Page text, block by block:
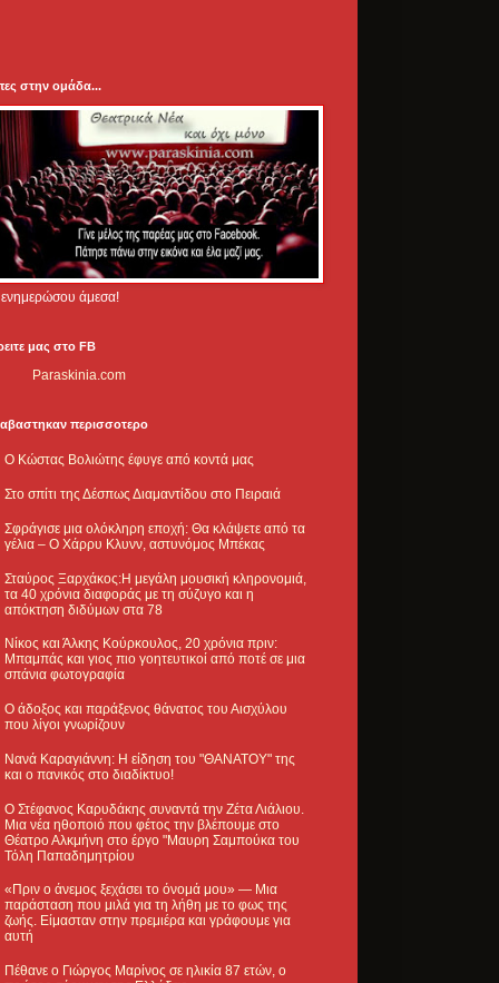
στην ομάδα...
ενημερώσου άμεσα!
μας στο FB
Paraskinia.com
περισσοτερο
Ο Κώστας Βολιώτης έφυγε από κοντά μας
Στο σπίτι της Δέσπως Διαμαντίδου στο Πειραιά
Σφράγισε μια ολόκληρη εποχή: Θα κλάψετε από τα
γέλια – Ο Χάρρυ Κλυνν, αστυνόμος Μπέκας
Σταύρος Ξαρχάκος:Η μεγάλη μουσική κληρονομιά,
τα 40 χρόνια διαφοράς με τη σύζυγο και η
απόκτηση διδύμων στα 78
Νίκος και Άλκης Κούρκουλος, 20 χρόνια πριν:
Μπαμπάς και γιος πιο γοητευτικοί από ποτέ σε μια
σπάνια φωτογραφία
Ο άδοξος και παράξενος θάνατος του Αισχύλου
που λίγοι γνωρίζουν
Νανά Καραγιάννη: Η είδηση του "ΘΑΝΑΤΟΥ" της
και ο πανικός στο διαδίκτυο!
Ο Στέφανος Καρυδάκης συναντά την Ζέτα Λιάλιου.
Μια νέα ηθοποιό που φέτος την βλέπουμε στο
Θέατρο Αλκμήνη στο έργο "Μαυρη Σαμπούκα του
Τόλη Παπαδημητρίου
«Πριν ο άνεμος ξεχάσει το όνομά μου» — Μια
παράσταση που μιλά για τη λήθη με το φως της
ζωής. Είμασταν στην πρεμιέρα και γράφουμε για
αυτή
Πέθανε ο Γιώργος Μαρίνος σε ηλικία 87 ετών, ο